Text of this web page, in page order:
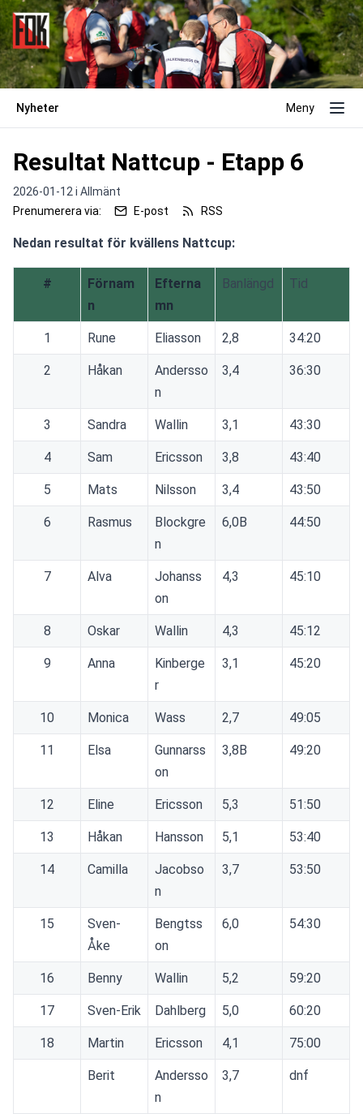
Nyheter Meny
Resultat Nattcup - Etapp 6
2026-01-12 i Allmänt
Prenumerera via:
E-post RSS
Nedan resultat för kvällens Nattcup:
#
Förnam
n
Efterna
mn
Banlängd Tid
1 Rune Eliasson 2,8 34:20
2 Håkan
Andersso
n
3,4 36:30
3 Sandra Wallin 3,1 43:30
4 Sam Ericsson 3,8 43:40
5 Mats Nilsson 3,4 43:50
6 Rasmus
Blockgre
n
6,0B 44:50
7 Alva
Johanss
on
4,3 45:10
8 Oskar Wallin 4,3 45:12
9 Anna
Kinberge
r
3,1 45:20
10 Monica Wass 2,7 49:05
11 Elsa
Gunnarss
on
3,8B 49:20
12 Eline Ericsson 5,3 51:50
13 Håkan Hansson 5,1 53:40
14 Camilla
Jacobso
n
3,7 53:50
15
Sven-
Åke
Bengtss
on
6,0 54:30
16 Benny Wallin 5,2 59:20
17 Sven-Erik Dahlberg 5,0 60:20
18 Martin Ericsson 4,1 75:00
Berit
Andersso
n
3,7 dnf